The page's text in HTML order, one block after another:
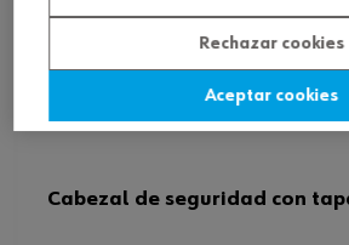
Cabezal de seguridad con
Rechazar cookies
Aceptar cookies